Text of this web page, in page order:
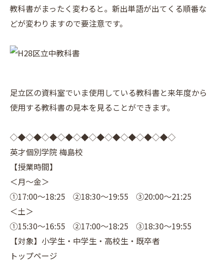
教科書がまったく変わると。新出単語が出てくる順番な
どが変わりますので要注意です。
足立区の資料室でいま使用している教科書と来年度から
使用する教科書の見本を見ることができます。
◇◆◇◆◇◆◇◆◇◆◇◆◇◆◇◆◇◆◇◆◇
英才個別学院 梅島校
【授業時間】
＜月～金＞
①17:00～18:25 ②18:30～19:55 ③20:00～21:25
＜土＞
①15:30～16:55 ②17:00～18:25 ③18:30～19:55
【対象】小学生・中学生・高校生・既卒者
トップページ